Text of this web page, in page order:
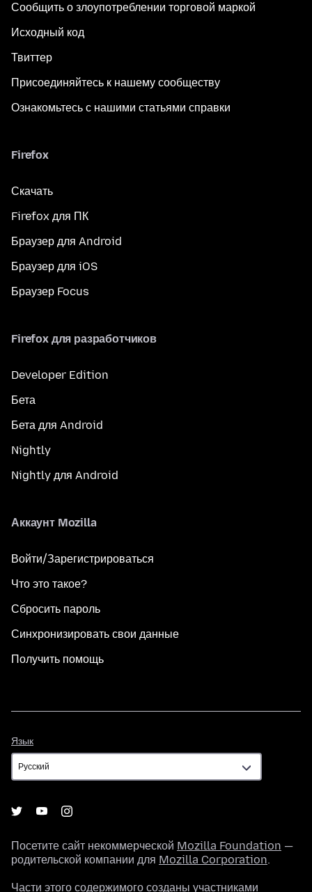
Сообщить о злоупотреблении торговой маркой
Исходный код
Твиттер
Присоединяйтесь к нашему сообществу
Ознакомьтесь с нашими статьями справки
Firefox
Скачать
Firefox для ПК
Браузер для Android
Браузер для iOS
Браузер Focus
Firefox для разработчиков
Developer Edition
Бета
Бета для Android
Nightly
Nightly для Android
Аккаунт Mozilla
Войти/Зарегистрироваться
Что это такое?
Сбросить пароль
Синхронизировать свои данные
Получить помощь
Язык
Посетите сайт некоммерческой Mozilla Foundation —
родительской компании для Mozilla Corporation.
Части этого содержимого созданы участниками